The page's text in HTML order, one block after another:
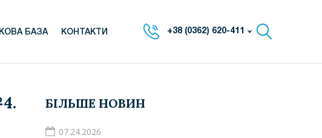
БАЗА КОНТАКТИ +38 (0362) 620-411
БІЛЬШЕ НОВИН
07.24.2026